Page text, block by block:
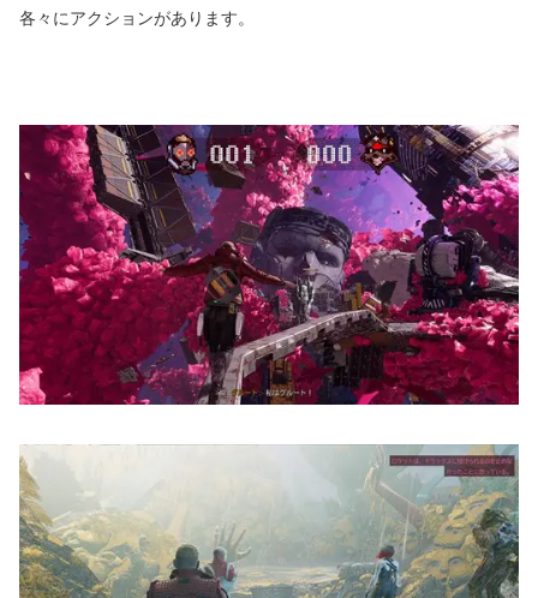
各々にアクションがあります。